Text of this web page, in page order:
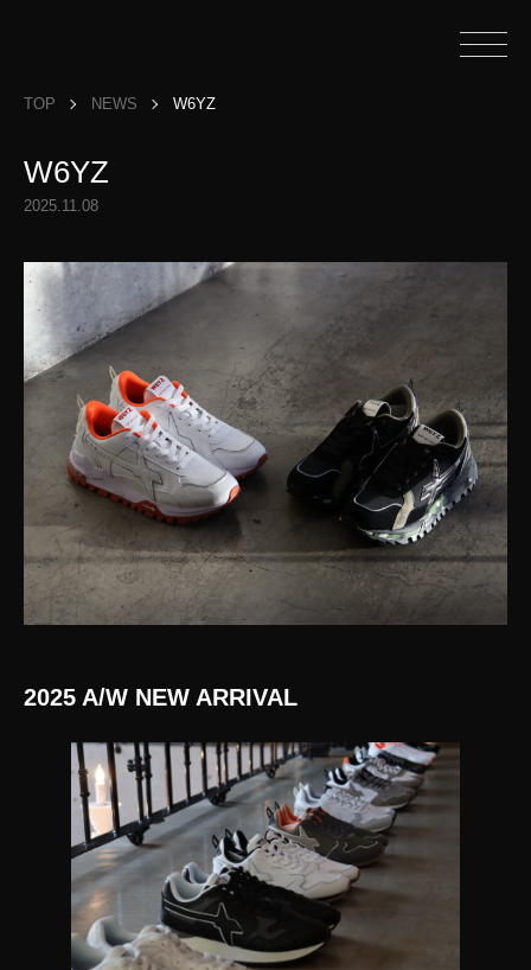
TOP NEWS W6YZ
W6YZ
2025.11.08
2025 A/W NEW ARRIVAL